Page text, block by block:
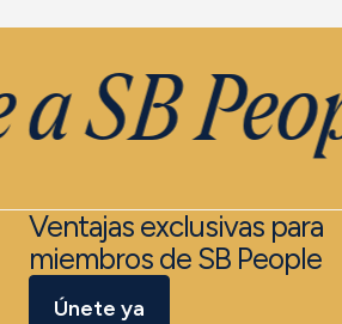
SB
Ventajas exclusivas para
miembros de SB People
Únete ya